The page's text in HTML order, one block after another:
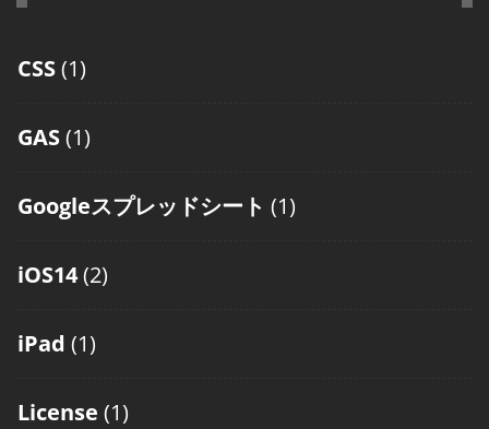
CSS(1)
GAS(1)
Googleスプレッドシート (1)
iOS14(2)
iPad (1)
License (1)